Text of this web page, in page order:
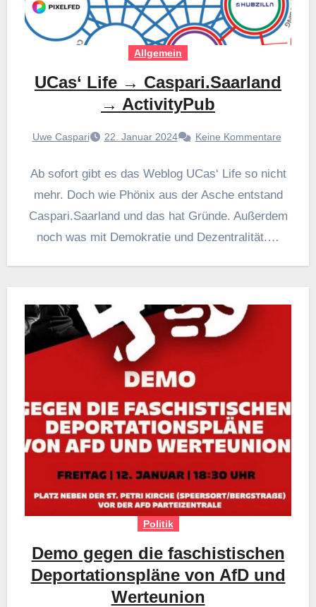
Allgemein
UCas‘ Life → Caspari.Saarland
→ ActivityPub
Uwe Caspari 22. Januar 2024 Keine Kommentare
Ab sofort gibt es das Weblog UCas‘ Life so nicht
mehr. Doch wie Phönix aus der Asche entstand
Caspari.Saarland und das hat Gründe. Außerdem
noch was mit Demokratie und Dezentralität.…
Politik
Demo gegen die faschistischen
Deportationspläne von AfD und
Werteunion